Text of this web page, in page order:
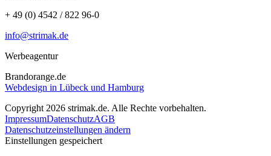
+ 49 (0) 4542 / 822 96-0
info@strimak.de
Werbeagentur
Brandorange.de
Webdesign in Lübeck und Hamburg
Copyright 2026 strimak.de. Alle Rechte vorbehalten.
ImpressumDatenschutzAGB
Datenschutzeinstellungen ändern
Einstellungen gespeichert